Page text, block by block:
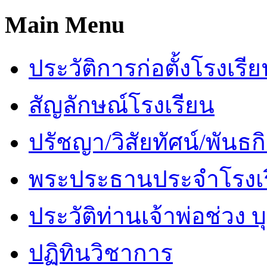
Main Menu
ประวัติการก่อตั้งโรงเรี
สัญลักษณ์โรงเรียน
ปรัชญา/วิสัยทัศน์/พันธ
พระประธานประจำโรง
ประวัติท่านเจ้าพ่อช่วง
ปฏิทินวิชาการ